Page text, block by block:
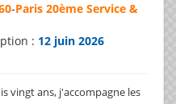
-Paris 20ème Service &
: 12 juin 2026
vingt ans, j'accompagne les